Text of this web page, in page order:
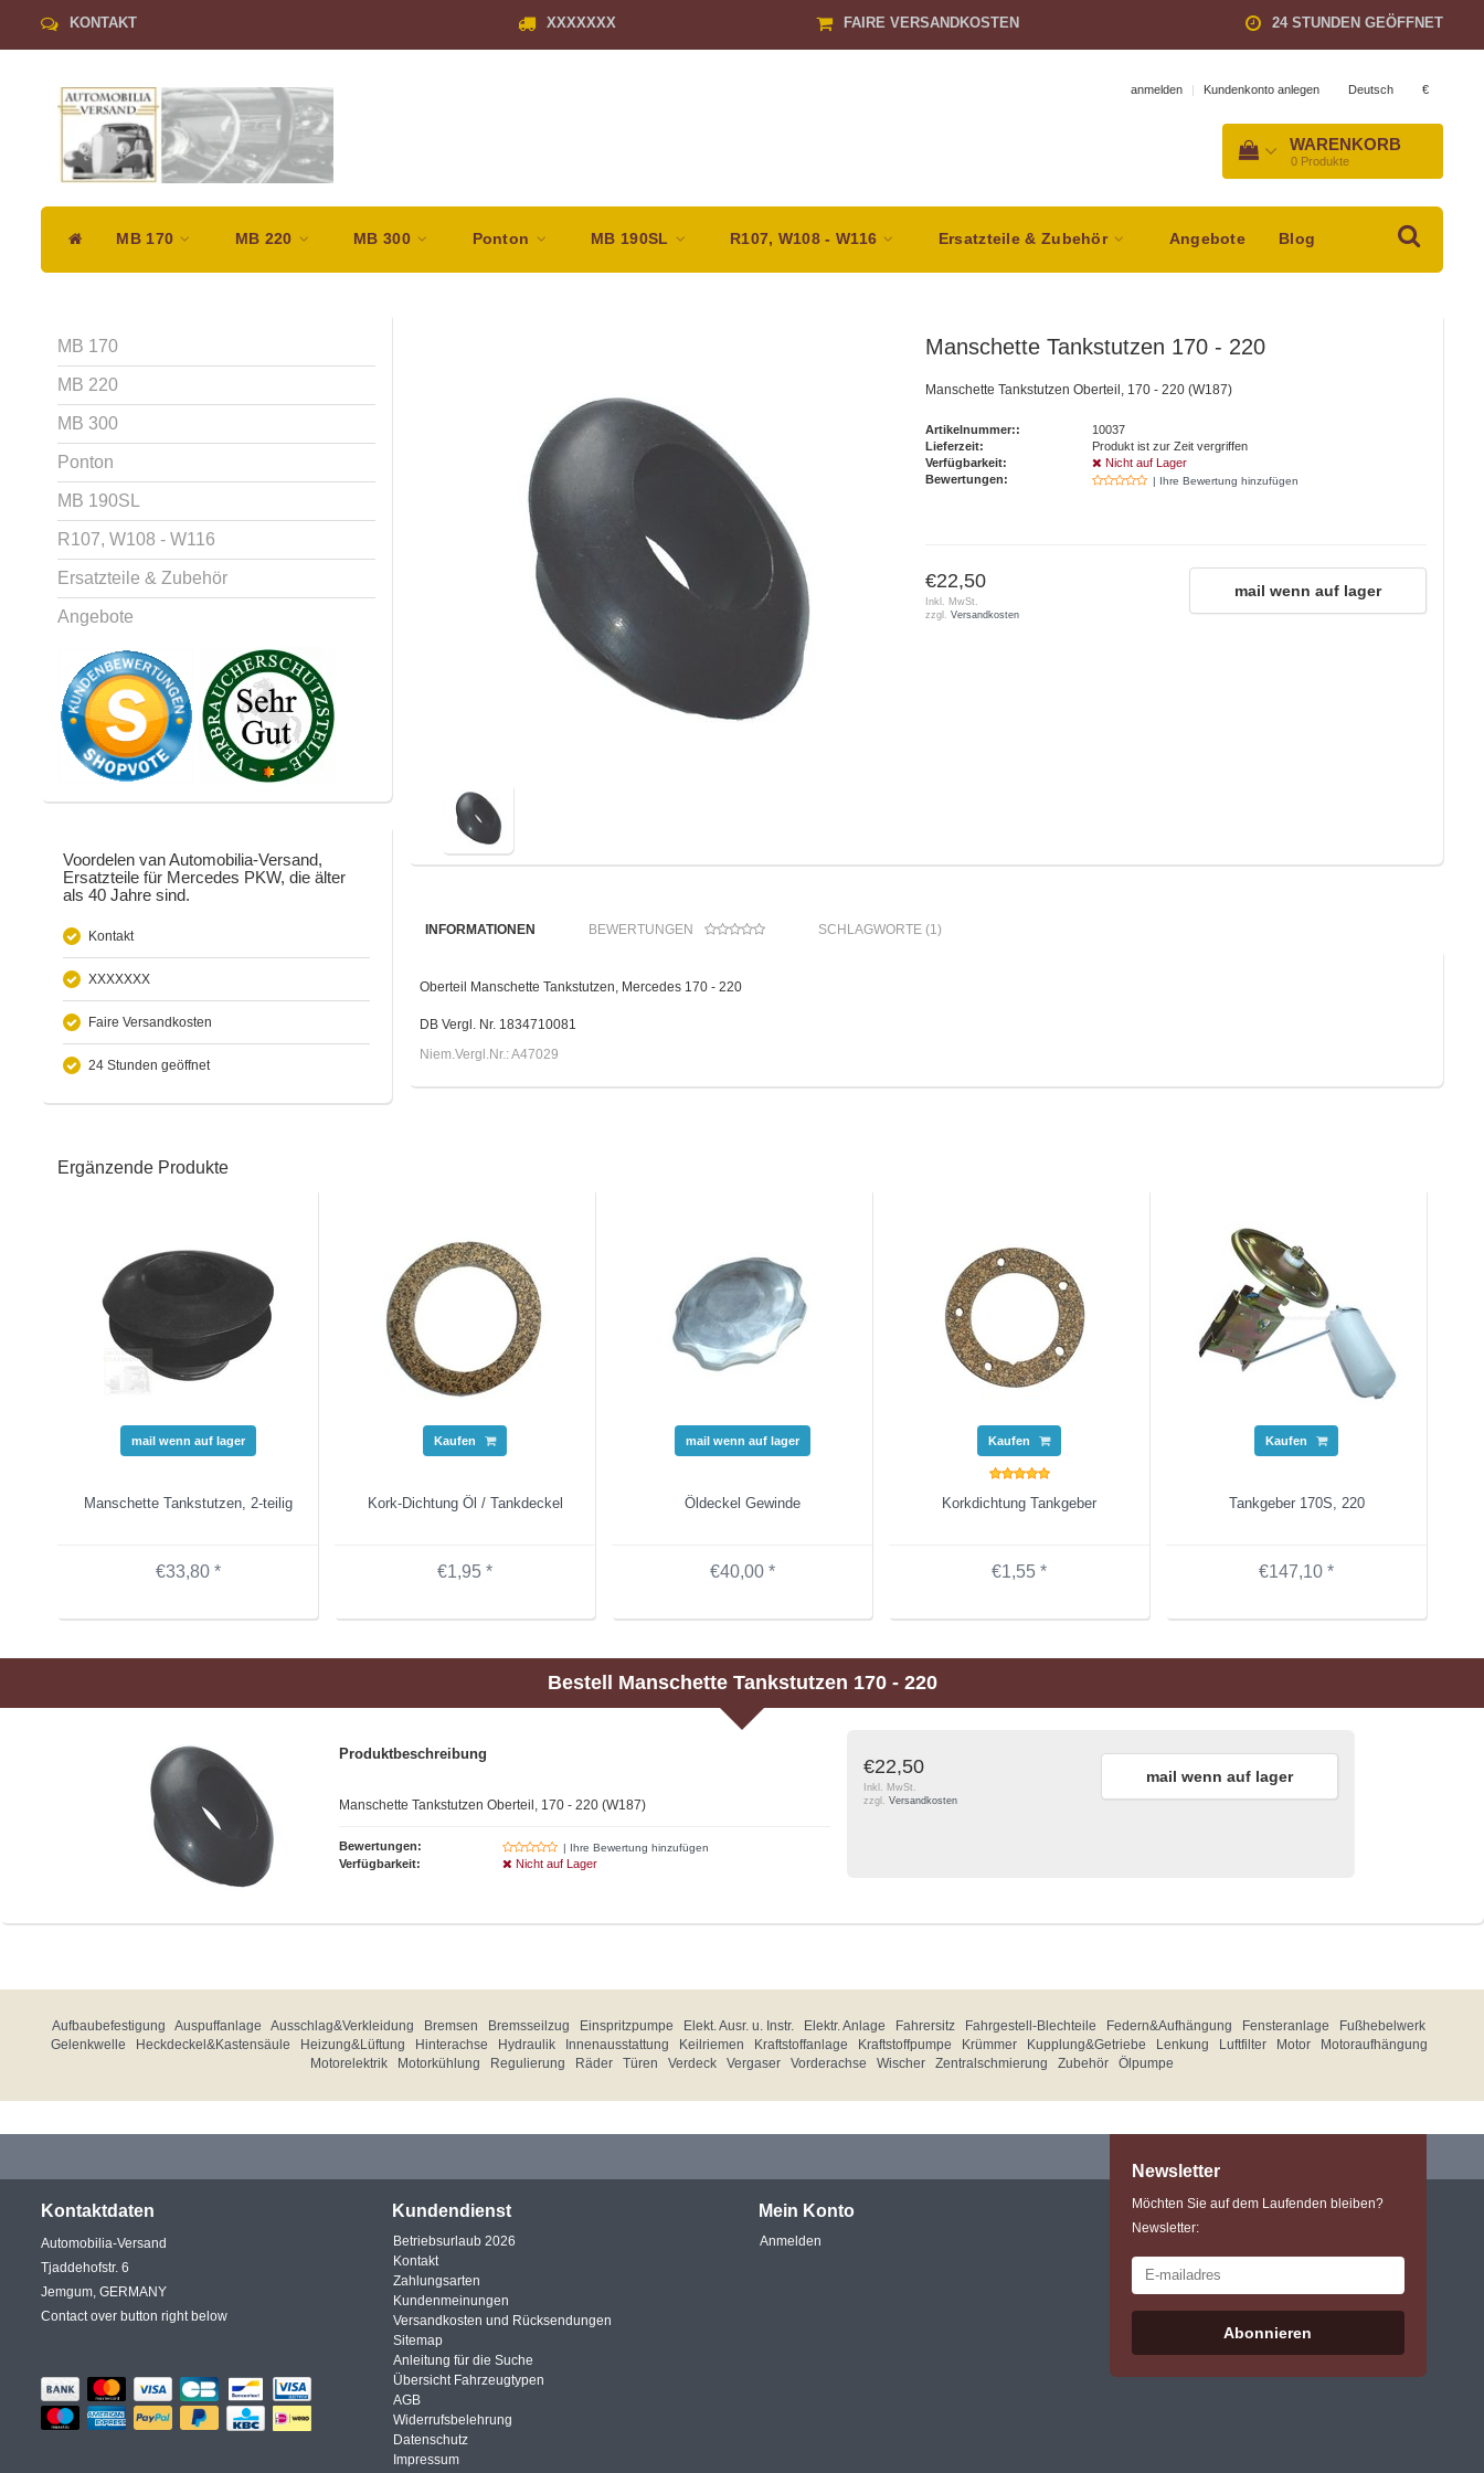
KONTAKT XXXXXXX FAIRE VERSANDKOSTEN 24 STUNDEN GEÖFFNET
anmelden | Kundenkonto anlegen Deutsch €
WARENKORB
0 Produkte
MB 170 MB 220 MB 300 Ponton MB 190SL R107, W108 - W116 Ersatzteile & Zubehör Angebote Blog
MB 170
MB 220
MB 300
Ponton
MB 190SL
R107, W108 - W116
Ersatzteile & Zubehör
Angebote
Voordelen van Automobilia-Versand,
Ersatzteile für Mercedes PKW, die älter
als 40 Jahre sind.
Kontakt
XXXXXXX
Faire Versandkosten
24 Stunden geöffnet
Manschette Tankstutzen 170 - 220
Manschette Tankstutzen Oberteil, 170 - 220 (W187)
Artikelnummer::
10037
Lieferzeit:
Produkt ist zur Zeit vergriffen
Verfügbarkeit:
Nicht auf Lager
Bewertungen:
| Ihre Bewertung hinzufügen
€22,50
Inkl. MwSt.
zzgl.Versandkosten
mail wenn auf lager
INFORMATIONEN BEWERTUNGEN SCHLAGWORTE (1)
Oberteil Manschette Tankstutzen, Mercedes 170 - 220
DB Vergl. Nr. 1834710081
Niem.Vergl.Nr.: A47029
Ergänzende Produkte
mail wenn auf lager
Manschette Tankstutzen, 2-teilig
€33,80 *
Kaufen
Kork-Dichtung Öl / Tankdeckel
€1,95 *
mail wenn auf lager
Öldeckel Gewinde
€40,00 *
Kaufen
Korkdichtung Tankgeber
€1,55 *
Kaufen
Tankgeber 170S, 220
€147,10 *
Bestell Manschette Tankstutzen 170 - 220
Produktbeschreibung
Manschette Tankstutzen Oberteil, 170 - 220 (W187)
Bewertungen: | Ihre Bewertung hinzufügen
Verfügbarkeit: Nicht auf Lager
€22,50
Inkl. MwSt.
zzgl. Versandkosten
mail wenn auf lager
Aufbaubefestigung Auspuffanlage Ausschlag&Verkleidung Bremsen Bremsseilzug Einspritzpumpe Elekt. Ausr. u. Instr. Elektr. Anlage Fahrersitz Fahrgestell-Blechteile Federn&Aufhängung Fensteranlage
Fußhebelwerk
Gelenkwelle
Heckdeckel&Kastensäule Heizung&Lüftung Hinterachse Hydraulik Innenausstattung Keilriemen Kraftstoffanlage Kraftstoffpumpe Krümmer Kupplung&Getriebe Lenkung Luftfilter Motor
Motoraufhängung
Motorelektrik
Motorkühlung Regulierung Räder Türen Verdeck Vergaser Vorderachse Wischer Zentralschmierung Zubehör Ölpumpe
Kontaktdaten
Automobilia-Versand
Tjaddehofstr. 6
Jemgum, GERMANY
Contact over button right below
Kundendienst
Betriebsurlaub 2026
Kontakt
Zahlungsarten
Kundenmeinungen
Versandkosten und Rücksendungen
Sitemap
Anleitung für die Suche
Übersicht Fahrzeugtypen
AGB
Widerrufsbelehrung
Datenschutz
Impressum
Mein Konto
Anmelden
Newsletter
Möchten Sie auf dem Laufenden bleiben?
Newsletter:
Abonnieren